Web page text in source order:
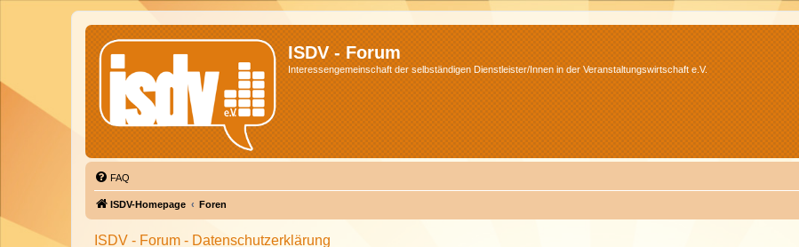
ISDV - Forum
Interessengemeinschaft der selbständigen Dienstleister/Innen in der Veranstaltungswirtschaft e.V.
FAQ
ISDV-Homepage Foren
ISDV - Forum - Datenschutzerklärung